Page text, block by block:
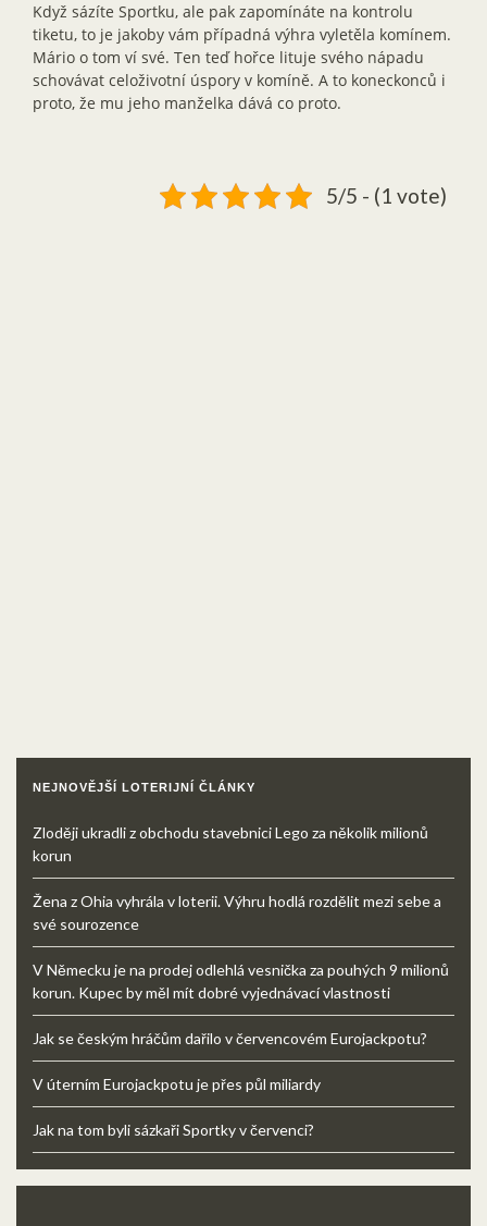
Když sázíte Sportku, ale pak zapomínáte na kontrolu
tiketu, to je jakoby vám případná výhra vyletěla komínem.
Mário o tom ví své. Ten teď hořce lituje svého nápadu
schovávat celoživotní úspory v komíně. A to koneckonců i
proto, že mu jeho manželka dává co proto.
5/5 - (1 vote)
NEJNOVĚJŠÍ LOTERIJNÍ ČLÁNKY
Zloději ukradli z obchodu stavebnici Lego za několik milionů
korun
Žena z Ohia vyhrála v loterii. Výhru hodlá rozdělit mezi sebe a
své sourozence
V Německu je na prodej odlehlá vesnička za pouhých 9 milionů
korun. Kupec by měl mít dobré vyjednávací vlastnosti
Jak se českým hráčům dařilo v červencovém Eurojackpotu?
V úterním Eurojackpotu je přes půl miliardy
Jak na tom byli sázkaři Sportky v červenci?